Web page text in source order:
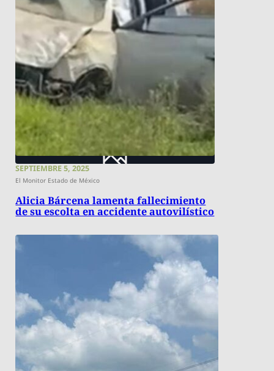
SEPTIEMBRE 5, 2025
El Monitor Estado de México
Alicia Bárcena lamenta fallecimiento
de su escolta en accidente autovilístico